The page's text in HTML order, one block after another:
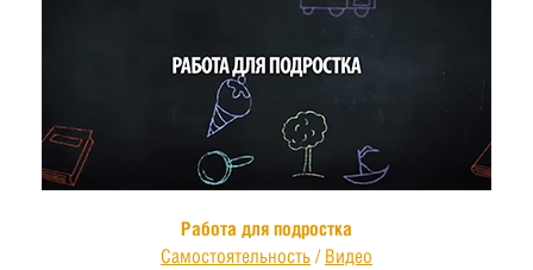
Работа для подростка
Самостоятельность / Видео